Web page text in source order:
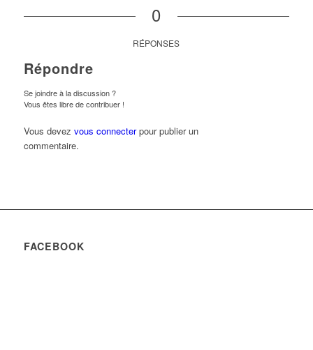
0
RÉPONSES
Répondre
Se joindre à la discussion ?
Vous êtes libre de contribuer !
Vous devez vous connecterpour publier un
commentaire.
FACEBOOK